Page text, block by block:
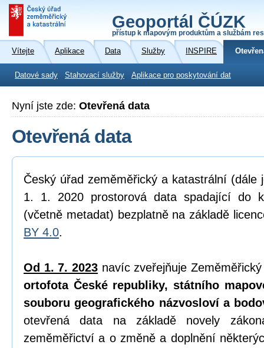
Geoportál ČÚZK
přístup k mapovým produktům a službám
Vítejte Aplikace Data Služby INSPIRE
Datové sady Stahovací služby Aplikace pro poskytování dat
Nyní jste zde: Otevřená data
Otevřená data
Český úřad zeměměřický a katastrální (dále
1. 1. 2020 prostorová data spadající do
(včetně metadat) bezplatně na základě
BY 4.0.
Od 1. 7. 2023 navíc zveřejňuje
ortofota České republiky, státního
souboru geografického názvosloví a
otevřená data na základě novely
zeměměřictví a o změně a doplnění